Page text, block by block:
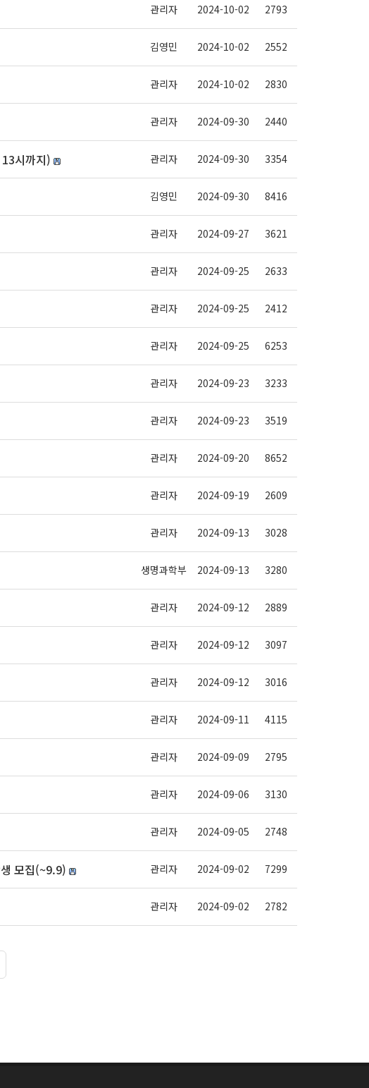
관리자 2024-10-02 2793
김영민 2024-10-02 2552
관리자 2024-10-02 2830
관리자 2024-09-30 2440
시까지) 관리자 2024-09-30 3354
김영민 2024-09-30 8416
관리자 2024-09-27 3621
관리자 2024-09-25 2633
관리자 2024-09-25 2412
관리자 2024-09-25 6253
관리자 2024-09-23 3233
관리자 2024-09-23 3519
관리자 2024-09-20 8652
관리자 2024-09-19 2609
관리자 2024-09-13 3028
생명과학부 2024-09-13 3280
관리자 2024-09-12 2889
관리자 2024-09-12 3097
관리자 2024-09-12 3016
관리자 2024-09-11 4115
관리자 2024-09-09 2795
관리자 2024-09-06 3130
관리자 2024-09-05 2748
모집(~9.9) 관리자 2024-09-02 7299
관리자 2024-09-02 2782